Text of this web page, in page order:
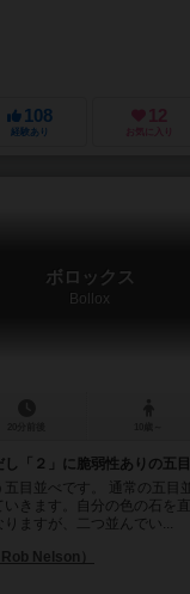
108
経験あり
12
お気に入り
ボロックス
Bollox
し「２」に脆弱性ありの五
目並べです。 通常の五目
きます。自分の色の石を
ますが、二つ並んでい...
Nelson）